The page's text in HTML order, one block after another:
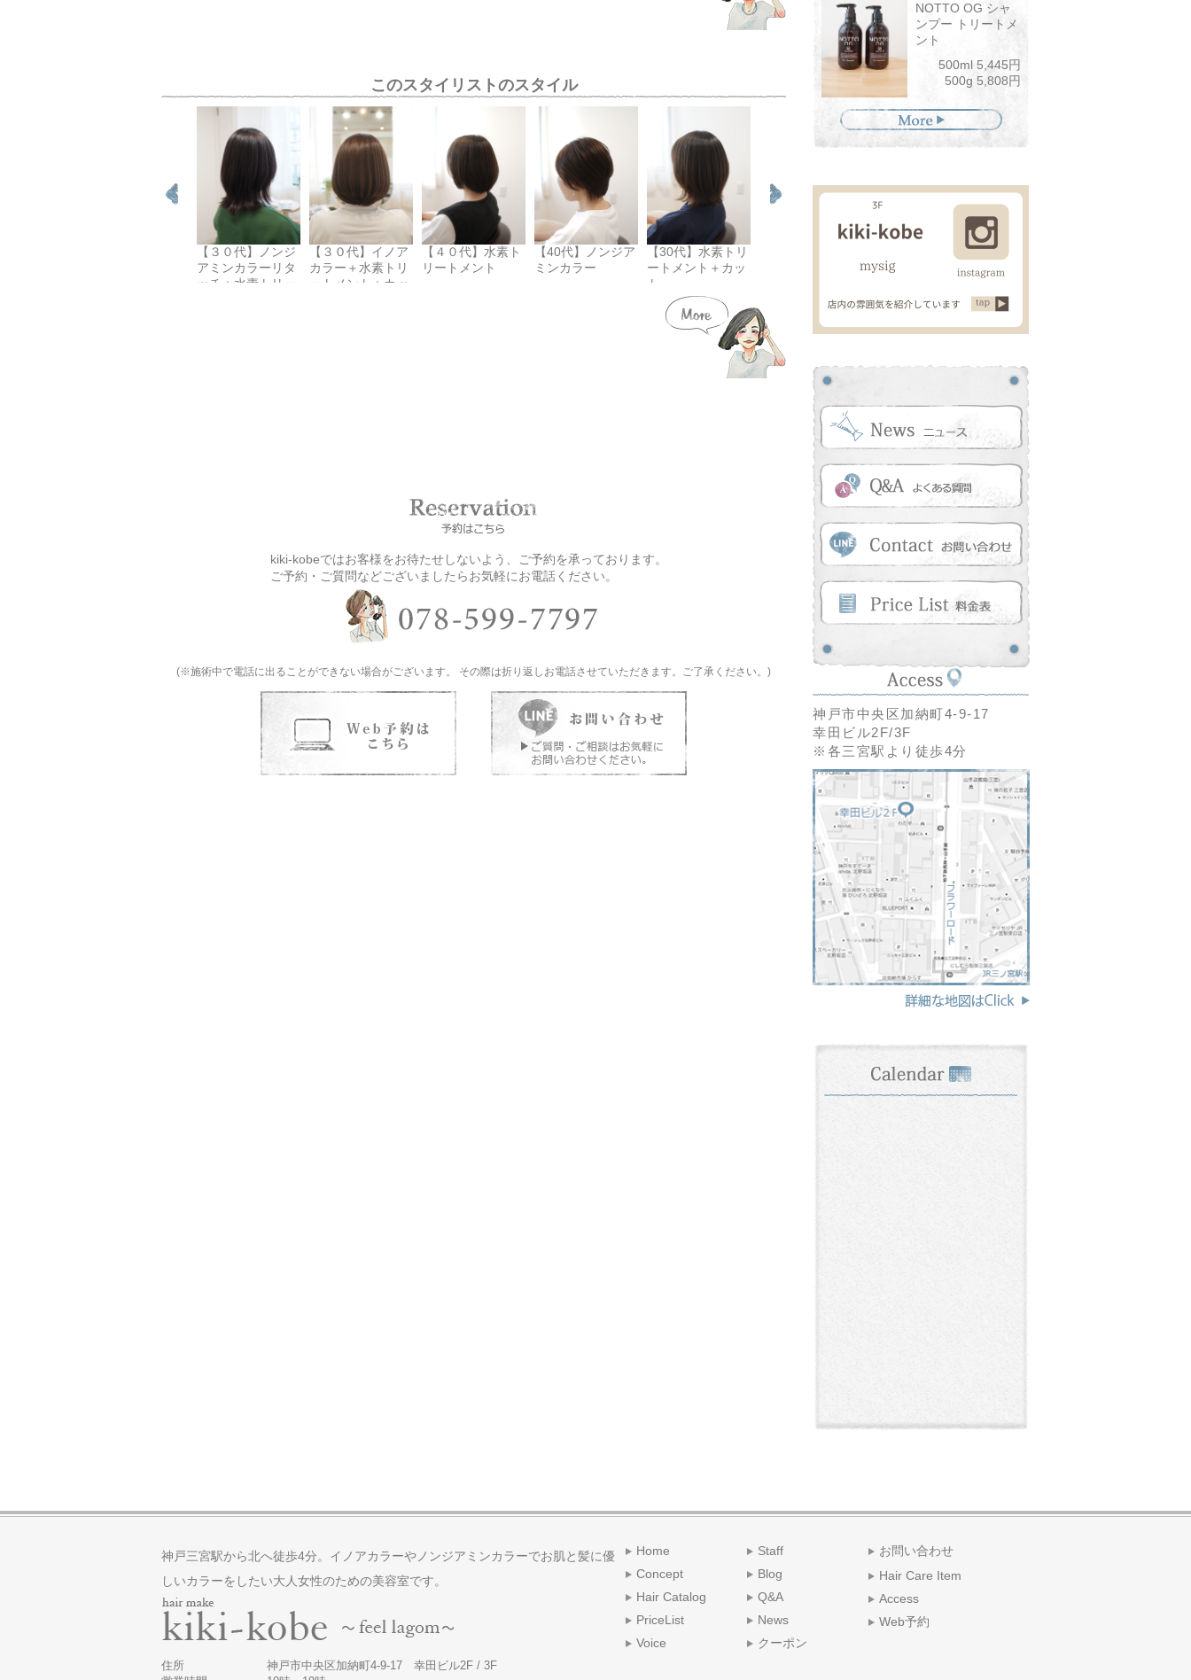
このスタイリストのスタイル
【３０代】ノンジ
アミンカラーリタ
ッチ＋水素トリー
【３０代】イノア
カラー＋水素トリ
ートメント＋カッ
【４０代】水素ト
リートメント
【40代】ノンジア
ミンカラー
【30代】水素トリ
ートメント＋カッ
ト
【30代】イノアオ
イルカラー＋水素
【４０代】イノア
オイルカラー＋水
kiki-kobeではお客様をお待たせしないよう、ご予約を承っております。
ご予約・ご質問などございましたらお気軽にお電話ください。
(※施術中で電話に出ることができない場合がございます。 その際は折り返しお電話させていただきます。ご了承ください。)
NOTTO OG シャ
ンプー トリートメ
ント
500ml 5,445円
500g 5,808円
神戸市中央区加納町4-9-17
幸田ビル2F/3F
※各三宮駅より徒歩4分
神戸三宮駅から北へ徒歩4分。イノアカラーやノンジアミンカラーでお肌と髪に優
しいカラーをしたい大人女性のための美容室です。
住所
神戸市中央区加納町4-9-17 幸田ビル2F / 3F
Home
Concept
Hair Catalog
PriceList
Voice
Staff
Blog
Q&A
News
クーポン
お問い合わせ
Hair Care Item
Access
Web予約